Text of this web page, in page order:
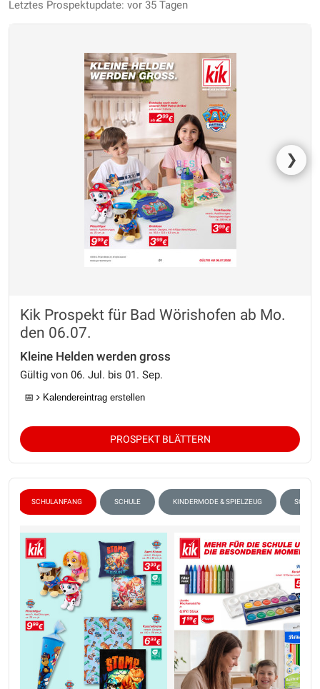
Letztes Prospektupdate: vor 35 Tagen
❯
Kik Prospekt für Bad Wörishofen ab Mo.
den 06.07.
Kleine Helden werden gross
Gültig von 06. Jul. bis 01. Sep.
📅 Kalendereintrag erstellen
PROSPEKT BLÄTTERN
SCHULANFANG SCHULE KINDERMODE & SPIELZEUG